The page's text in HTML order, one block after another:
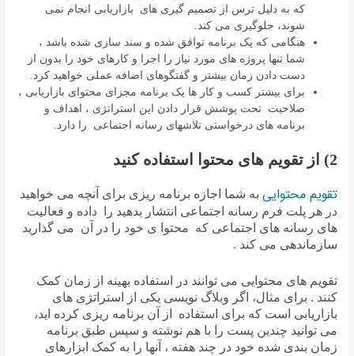
که به دلیل ترس از تصمیم گیری های بازاریابی انجام نمی
شوند، جلوگیری می کند.
هنگامی که یک برنامه توافق شده و سند سازی شده باشد ،
شما تنها پروژه های مورد نیاز را اجرا و کارهای خود را بدون از
دست دادن زمان بیشتر و گفتگوهای اضافه عملی خواهید کرد.
برای بیشتر کسب و کار ها یک برنامه مجزای محتوای بازاریابی ،
صلاحیت تحت پوشش قرار دادن این استراتژی ، اهداف و
برنامه های درخواستی تلاشهای رسانه اجتماعی را دارد.
2) از تقویم های محتوا استفاده کنید
تقویم محتوایی به شما اجازه برنامه ریزی برای آنچه می خواهید
در هر پلت فرم رسانه اجتماعی انتشار بدهید را داده و فعالیت
های رسانه های اجتماعی که محتوا ی خود را در آن می گذارید
سازماندهی می کند .
تقویم های محتوایی می توانند در استفاده بهینه از زمان کمک
کنند . برای مثال، اگر وبلاگ نویسی یکی از استراتژی های
بازاریابی است که برای استفاده از آن برنامه ریزی کرده اید،
می توانید چندین پست را با هم نوشته و سپس طبق برنامه
زمان بندی شده خود در چند هفته ، آنها را به کمک ابزارهای